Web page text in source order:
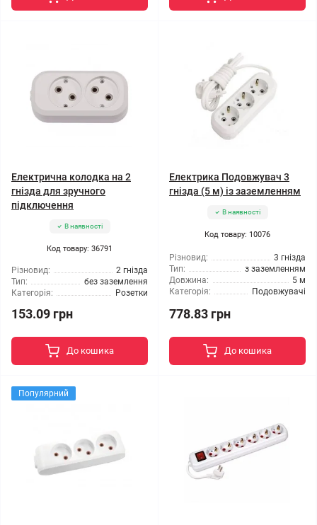
Електрична колодка на 2
гнізда для зручного
підключення
В наявності
Код товару: 36791
Різновид:
2 гнізда
Тип:
без заземлення
Категорія:
Розетки
153.09 грн
До кошика
Електрика Подовжувач 3
гнізда (5 м) із заземленням
В наявності
Код товару: 10076
Різновид:
3 гнізда
Тип:
з заземленням
Довжина:
5 м
Категорія:
Подовжувачі
778.83 грн
До кошика
Популярний